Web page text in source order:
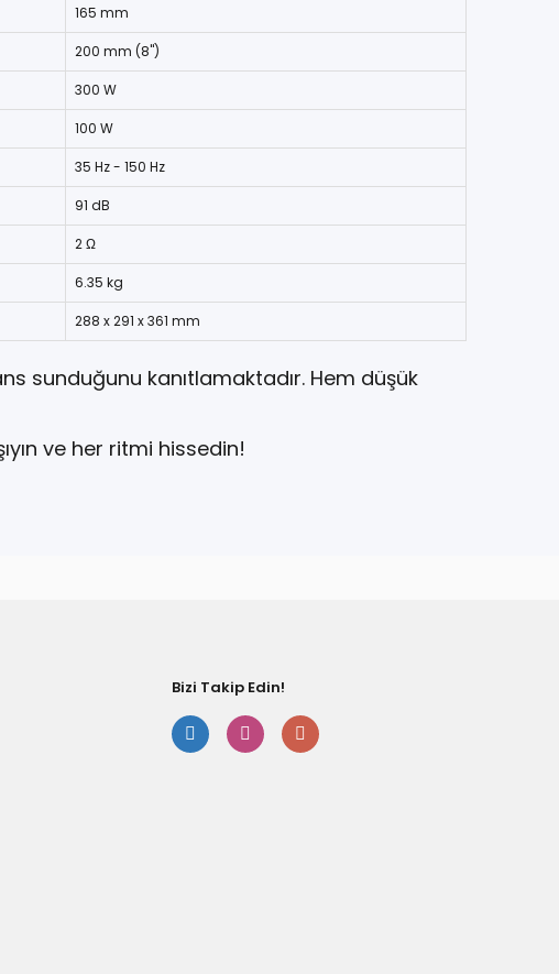
165 mm
200 mm (8")
300 W
100 W
35 Hz - 150 Hz
91 dB
2 Ω
6.35 kg
288 x 291 x 361 mm
sunduğunu kanıtlamaktadır. Hem düşük
ve her ritmi hissedin!
Bizi Takip Edin!